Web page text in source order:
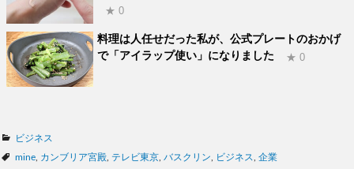
★ 0
料理は人任せだった私が、公式プレートのおかげ
で「アイラップ使い」になりました
★ 0
カ
テ
ビジネス
タ
mine カンブリア宮殿 テレビ東京 バスクリン ビジネス 企業